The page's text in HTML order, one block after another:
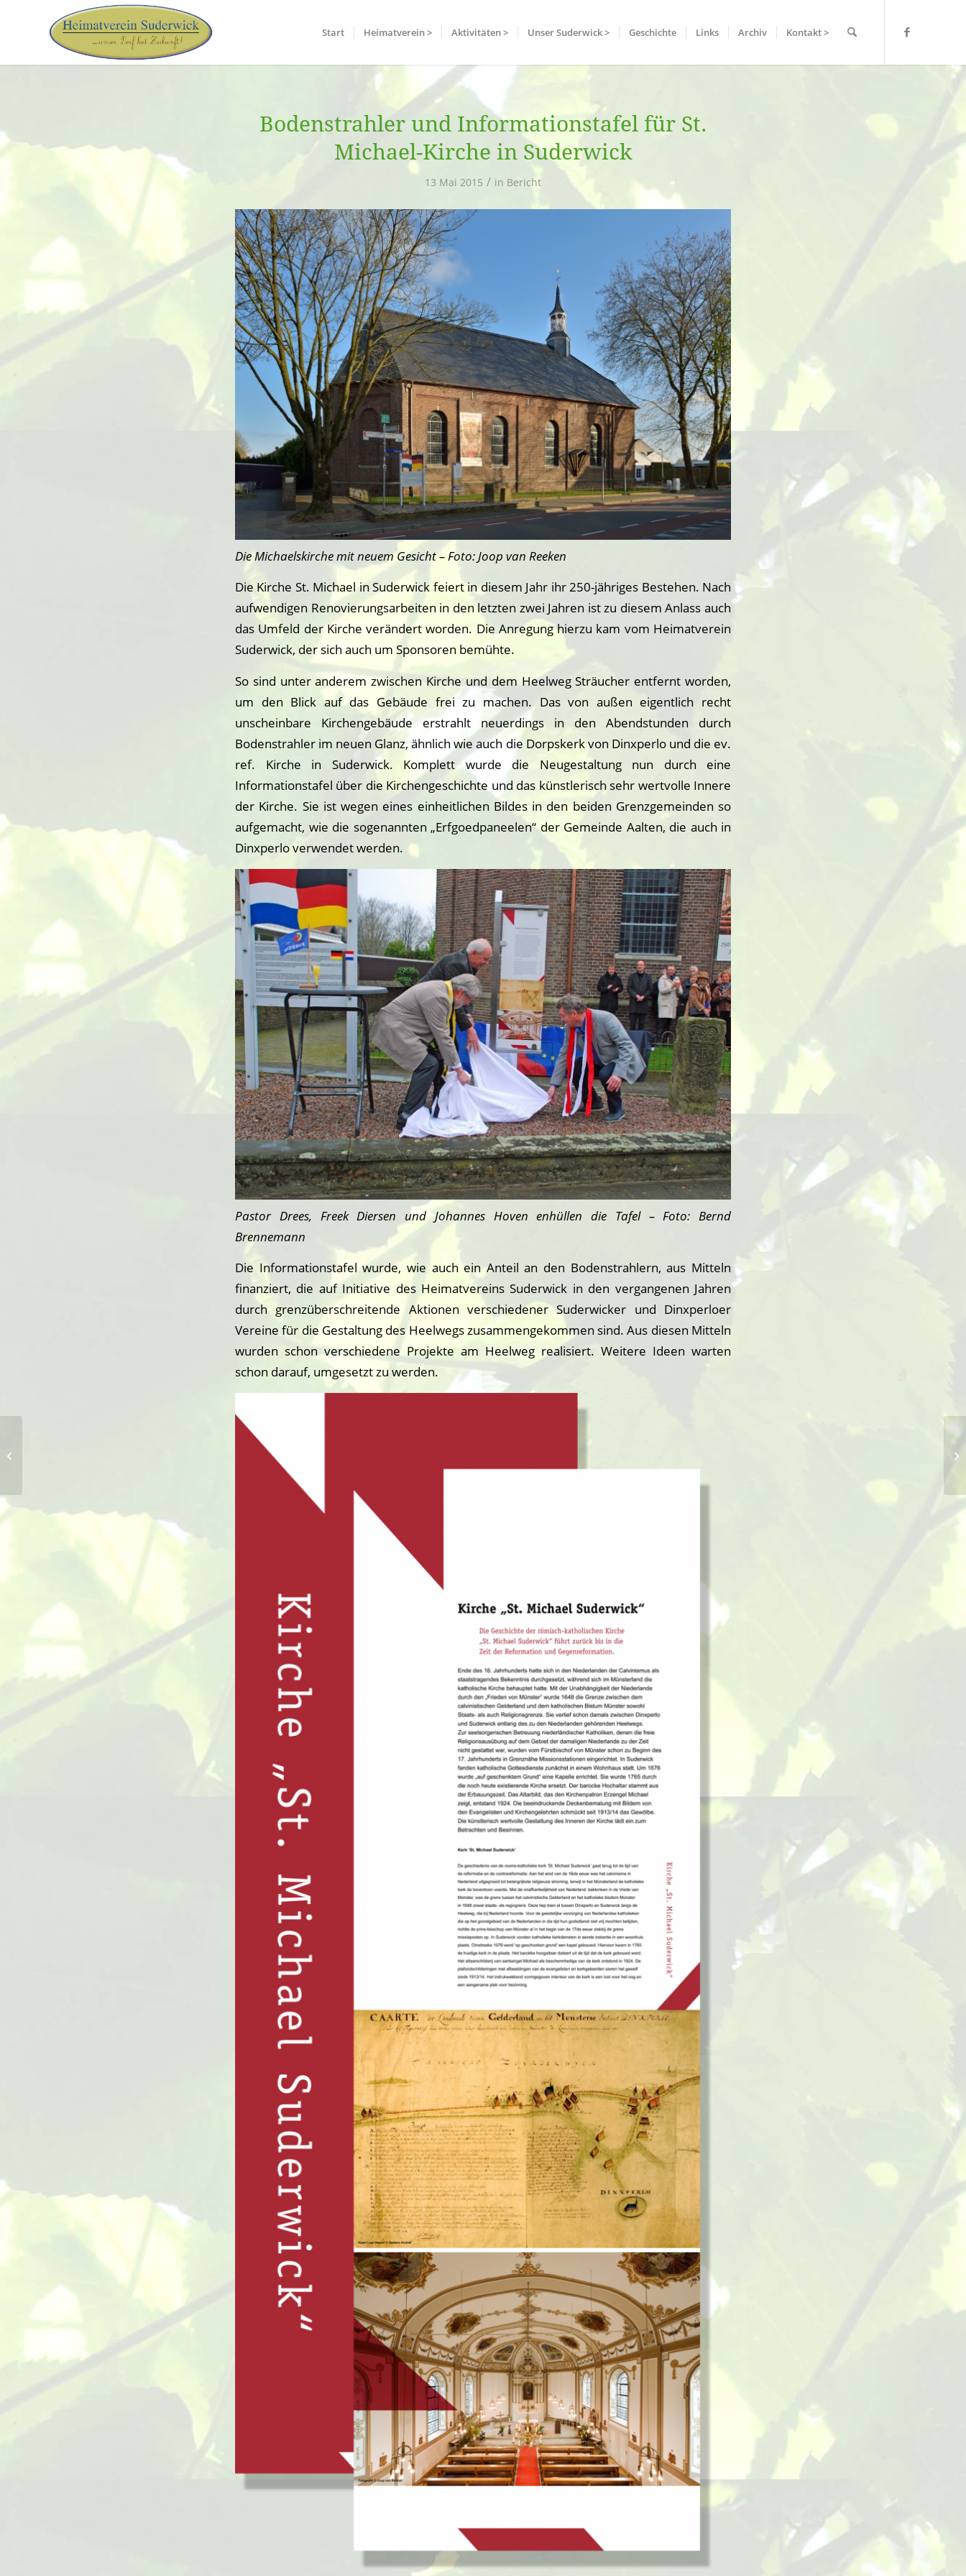
Start Heimatverein > Aktivitäten > Unser Suderwick > Geschichte Links Archiv Kontakt >
Bodenstrahler und Informationstafel für St.
Michael-Kirche in Suderwick
13 Mai 2015 / in Bericht
Die Michaelskirche mit neuem Gesicht – Foto: Joop van Reeken
Die Kirche St. Michael in Suderwick feiert in diesem Jahr ihr 250-jähriges Bestehen. Nach
aufwendigen Renovierungsarbeiten in den letzten zwei Jahren ist zu diesem Anlass auch
das Umfeld der Kirche verändert worden. Die Anregung hierzu kam vom Heimatverein
Suderwick, der sich auch um Sponsoren bemühte.
So sind unter anderem zwischen Kirche und dem Heelweg Sträucher entfernt worden,
um den Blick auf das Gebäude frei zu machen. Das von außen eigentlich recht
unscheinbare Kirchengebäude erstrahlt neuerdings in den Abendstunden durch
Bodenstrahler im neuen Glanz, ähnlich wie auch die Dorpskerk von Dinxperlo und die ev.
ref. Kirche in Suderwick. Komplett wurde die Neugestaltung nun durch eine
Informationstafel über die Kirchengeschichte und das künstlerisch sehr wertvolle Innere
der Kirche. Sie ist wegen eines einheitlichen Bildes in den beiden Grenzgemeinden so
aufgemacht, wie die sogenannten „Erfgoedpaneelen“ der Gemeinde Aalten, die auch in
Dinxperlo verwendet werden.
Pastor Drees, Freek Diersen und Johannes Hoven enhüllen die Tafel – Foto: Bernd
Brennemann
Die Informationstafel wurde, wie auch ein Anteil an den Bodenstrahlern, aus Mitteln
finanziert, die auf Initiative des Heimatvereins Suderwick in den vergangenen Jahren
durch grenzüberschreitende Aktionen verschiedener Suderwicker und Dinxperloer
Vereine für die Gestaltung des Heelwegs zusammengekommen sind. Aus diesen Mitteln
wurden schon verschiedene Projekte am Heelweg realisiert. Weitere Ideen warten
schon darauf, umgesetzt zu werden.